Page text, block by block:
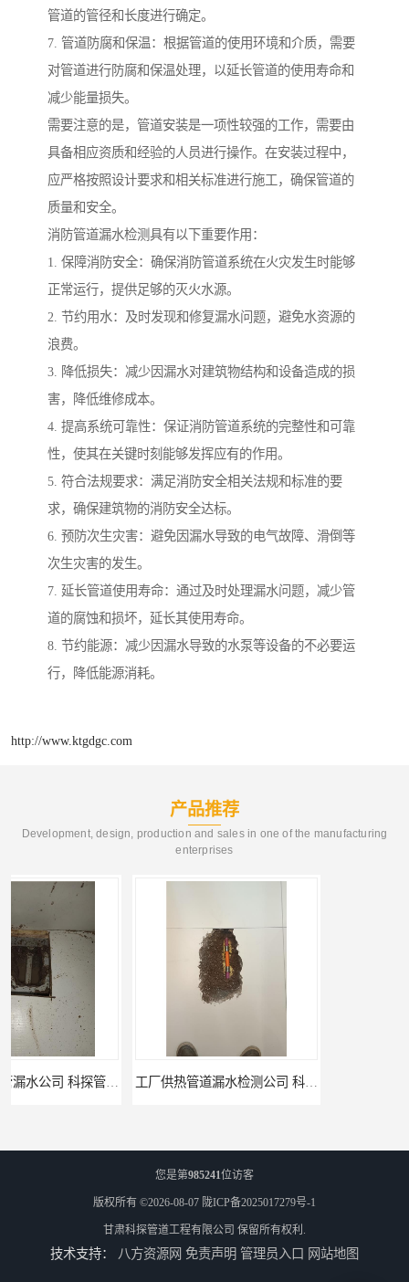
管道的管径和长度进行确定。
7. 管道防腐和保温：根据管道的使用环境和介质，需要
对管道进行防腐和保温处理，以延长管道的使用寿命和
减少能量损失。
需要注意的是，管道安装是一项性较强的工作，需要由
具备相应资质和经验的人员进行操作。在安装过程中，
应严格按照设计要求和相关标准进行施工，确保管道的
质量和安全。
消防管道漏水检测具有以下重要作用：
1. 保障消防安全：确保消防管道系统在火灾发生时能够
正常运行，提供足够的灭火水源。
2. 节约用水：及时发现和修复漏水问题，避免水资源的
浪费。
3. 降低损失：减少因漏水对建筑物结构和设备造成的损
害，降低维修成本。
4. 提高系统可靠性：保证消防管道系统的完整性和可靠
性，使其在关键时刻能够发挥应有的作用。
5. 符合法规要求：满足消防安全相关法规和标准的要
求，确保建筑物的消防安全达标。
6. 预防次生灾害：避免因漏水导致的电气故障、滑倒等
次生灾害的发生。
7. 延长管道使用寿命：通过及时处理漏水问题，减少管
道的腐蚀和损坏，延长其使用寿命。
8. 节约能源：减少因漏水导致的水泵等设备的不必要运
行，降低能源消耗。
http://www.ktgdgc.com
产品推荐
Development, design, production and sales in one of the manufacturing
enterprises
工厂供热管道漏水检测公司 科探管道工程 公司仪器测漏电话 科探管道工程
您是第985241位访客
版权所有 ©2026-08-07 陇ICP备2025017279号-1
甘肃科探管道工程有限公司 保留所有权利.
技术支持： 八方资源网 免责声明 管理员入口 网站地图